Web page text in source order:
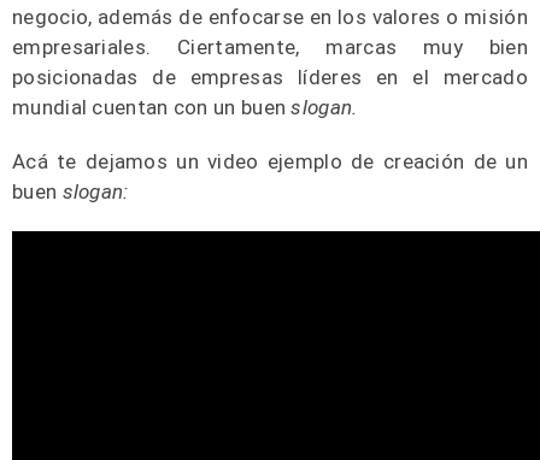
negocio, además de enfocarse en los valores o misión
empresariales. Ciertamente, marcas muy bien
posicionadas de empresas líderes en el mercado
mundial cuentan con un buenslogan.
Acá te dejamos un video ejemplo de creación de un
buen slogan: